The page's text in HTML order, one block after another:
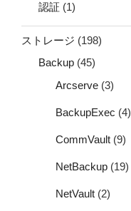
認証 (1)
ストレージ (198)
Backup (45)
Arcserve (3)
BackupExec (4)
CommVault (9)
NetBackup (19)
NetVault (2)